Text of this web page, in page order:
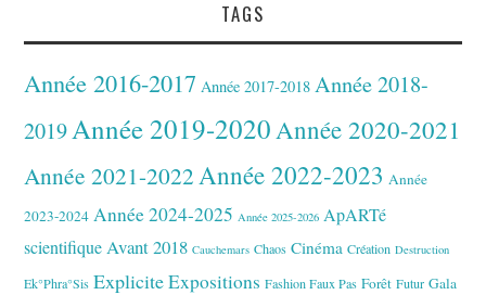
TAGS
Année 2016-2017 Année 2017-2018 Année 2018-
2019Année 2019-2020Année 2020-2021
Année 2021-2022Année 2022-2023 Année
2023-2024 Année 2024-2025 Année 2025-2026 ApARTé
scientifique Avant 2018 Cauchemars Chaos Cinéma Création Destruction
Ek°Phra°Sis ExpliciteExpositions Fashion Faux Pas Forêt Futur Gala